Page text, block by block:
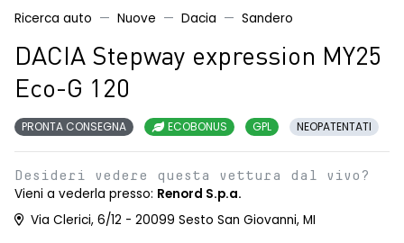
Ricerca auto Nuove Dacia Sandero
DACIA Stepway expression MY25
Eco-G 120
PRONTA CONSEGNA ECOBONUS GPL NEOPATENTATI
Desideri vedere questa vettura dal vivo?
Vieni a vederla presso: Renord S.p.a.
Via Clerici, 6/12 - 20099 Sesto San Giovanni, MI